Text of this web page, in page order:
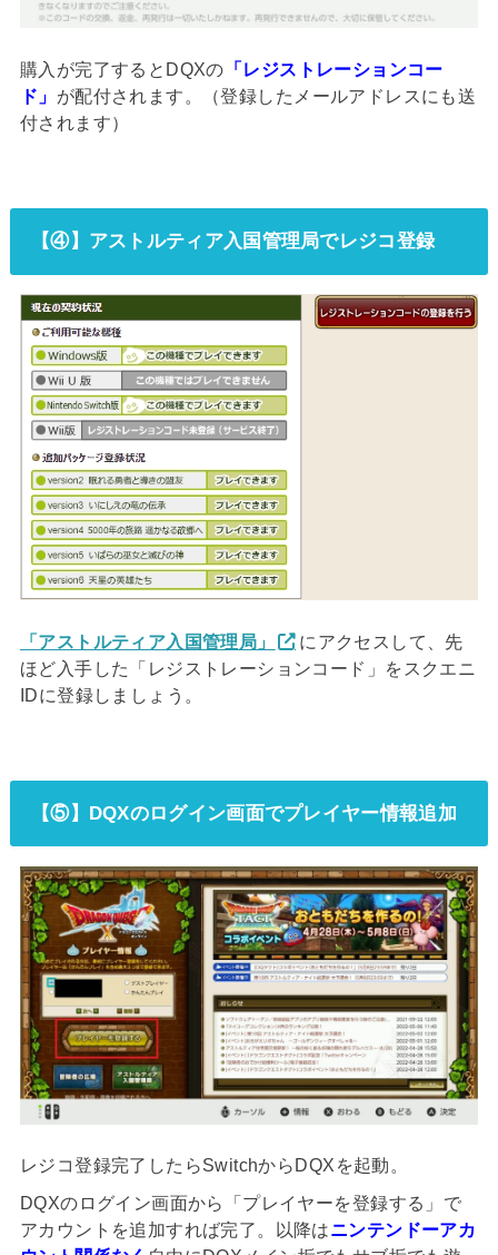
購入が完了するとDQXの 「レジストレーションコー
ド」 が配付されます。（登録したメールアドレスにも送
付されます）
【④】アストルティア入国管理局でレジコ登録
「アストルティア入国管理局」
にアクセスして、先
ほど入手した「レジストレーションコード」をスクエニ
IDに登録しましょう。
【⑤】DQXのログイン画面でプレイヤー情報追加
レジコ登録完了したらSwitchからDQXを起動。
DQXのログイン画面から「プレイヤーを登録する」で
アカウントを追加すれば完了。以降はニンテンドーアカ